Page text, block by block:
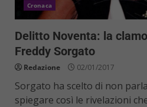
Cronaca
Delitto Noventa: la
Freddy Sorgato
Redazione 02/01/2017
Sorgato ha scelto di non
spiegare così le rivelazioni